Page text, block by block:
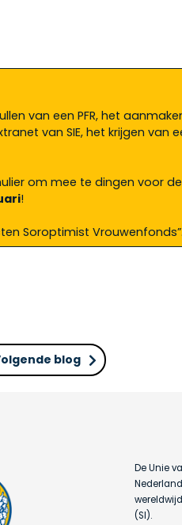
van een PFR, het
van SIE, het krijgen van
om mee te dingen voor de
!
Soroptimist Vrouwenfonds”.
blog
De Unie
(SI).